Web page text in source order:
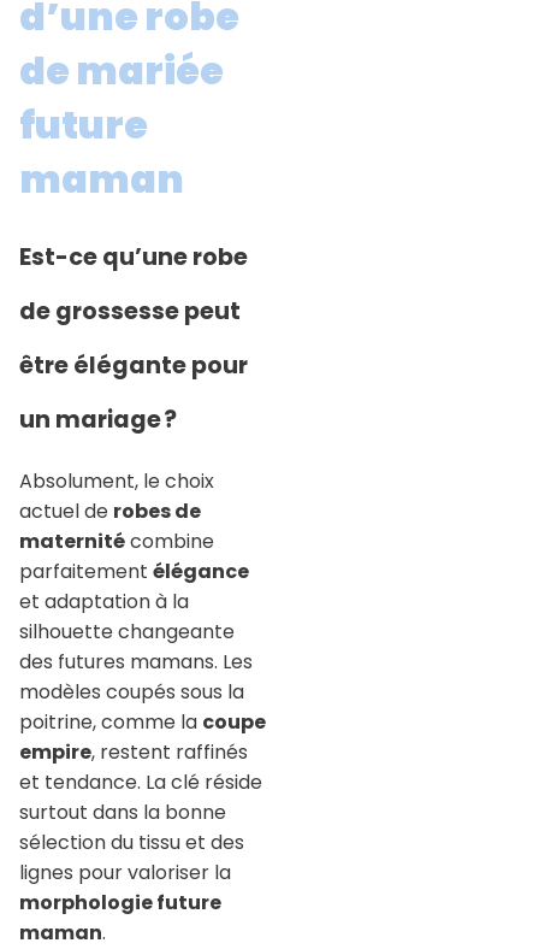
d’une robe
de mariée
future
maman
Est-ce qu’une robe
de grossesse peut
être élégante pour
un mariage ?
Absolument, le choix
actuel de robes de
maternitécombine
parfaitement élégance
et adaptation à la
silhouette changeante
des futures mamans. Les
modèles coupés sous la
poitrine, comme la coupe
empire, restent raffinés
et tendance. La clé réside
surtout dans la bonne
sélection du tissu et des
lignes pour valoriser la
morphologie future
maman.